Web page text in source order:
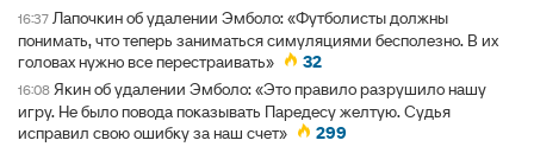
16:37 Лапочкин об удалении Эмболо: «Футболисты должны
понимать, что теперь заниматься симуляциями бесполезно. В их
головах нужно все перестраивать»
32
16:08 Якин об удалении Эмболо: «Это правило разрушило нашу
игру. Не было повода показывать Паредесу желтую. Судья
исправил свою ошибку за наш счет»
299